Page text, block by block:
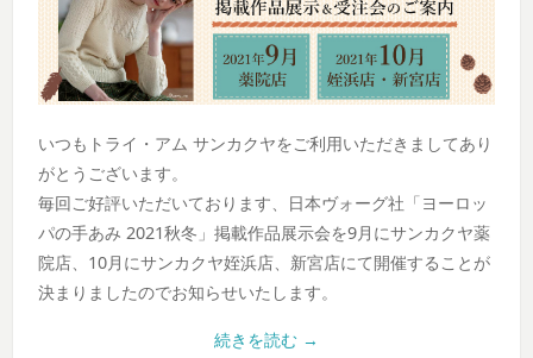
いつもトライ・アム サンカクヤをご利用いただきましてあり
がとうございます。
毎回ご好評いただいております、日本ヴォーグ社「ヨーロッ
パの手あみ 2021秋冬」掲載作品展示会を9月にサンカクヤ薬
院店、10月にサンカクヤ姪浜店、新宮店にて開催することが
決まりましたのでお知らせいたします。
続きを読む →